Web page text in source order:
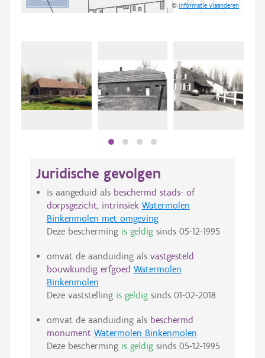
©Informatie Vlaanderen
Juridische gevolgen
is aangeduid als beschermd stads- of
dorpsgezicht, intrinsiek Watermolen
Binkenmolen met omgeving
Deze bescherming is geldigsinds 05-12-1995
omvat de aanduiding als vastgesteld
bouwkundig erfgoed Watermolen
Binkenmolen
Deze vaststelling is geldigsinds 01-02-2018
omvat de aanduiding als beschermd
monument Watermolen Binkenmolen
Deze bescherming is geldigsinds 05-12-1995